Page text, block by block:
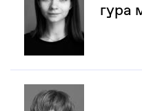
гура